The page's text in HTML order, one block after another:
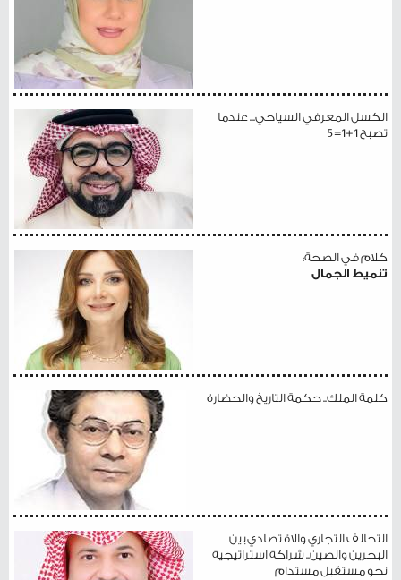
الكسل المعرفي السياحي... عندما
تصبح 1+1=5
كلام في الصحة:
تنميط الجمال
كلمة الملك.. حكمة التاريخ والحضارة
التحالف التجاري والاقتصادي بين
البحرين والصين.. شراكة استراتيجية
نحو مستقبل مستدام